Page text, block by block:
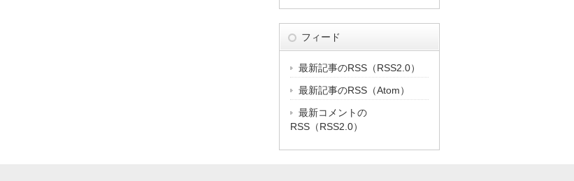
フィード
最新記事のRSS（RSS2.0）
最新記事のRSS（Atom）
最新コメントの
RSS（RSS2.0）